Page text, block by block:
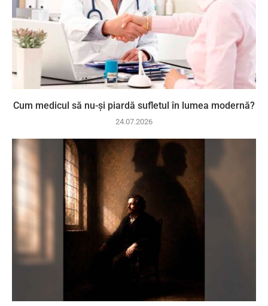
Cum medicul să nu-și piardă sufletul în lumea modernă?
24.07.2026